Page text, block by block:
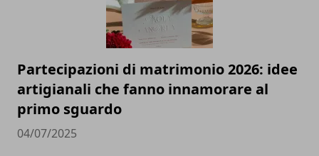
Partecipazioni di matrimonio 2026: idee
artigianali che fanno innamorare al
primo sguardo
04/07/2025